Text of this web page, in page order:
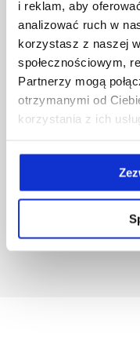
i reklam, aby
analizować ruch w
korzystasz z naszej
społecznościowym,
Partnerzy mogą
otrzymanymi od
korzystania z ich